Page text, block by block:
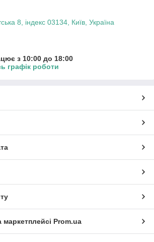
8, індекс 03134, Київ, Україна
з 10:00 до 18:00
графік роботи
Prom.ua